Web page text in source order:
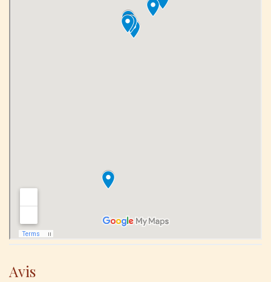
optionnelles ou simplement repos au bord
de l’océan. Une parenthèse tropicale avant
Avis